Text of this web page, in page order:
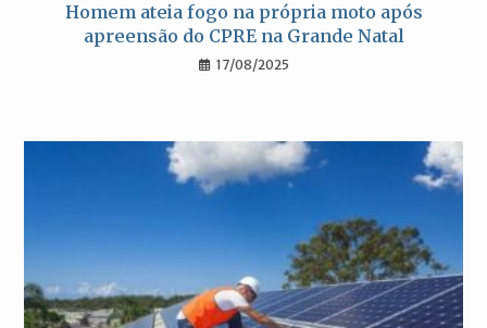
Homem ateia fogo na própria moto após
apreensão do CPRE na Grande Natal
17/08/2025